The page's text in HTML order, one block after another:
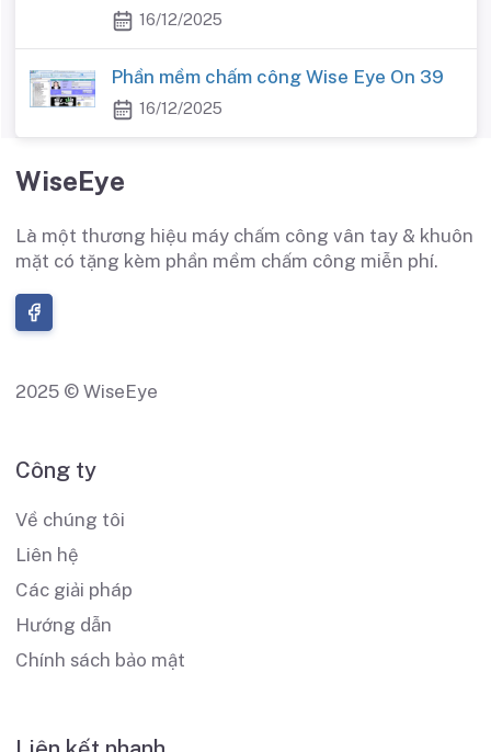
16/12/2025
Phần mềm chấm công Wise Eye On 39
16/12/2025
WiseEye
Là một thương hiệu máy chấm công vân tay & khuôn
mặt có tặng kèm phần mềm chấm công miễn phí.
2025 © WiseEye
Công ty
Về chúng tôi
Liên hệ
Các giải pháp
Hướng dẫn
Chính sách bảo mật